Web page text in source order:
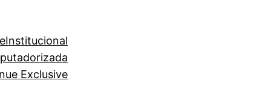
Institucional
Exclusive